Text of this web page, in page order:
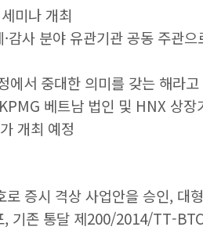
미나 개최
사 분야 유관기관 공동 주관
에서 중대한 의미를 갖는 해라
베트남 법인 및 HNX 상장
개최 예정
증시 격상 사업안을 승인, 대
존 통달 제200/2014/TT-